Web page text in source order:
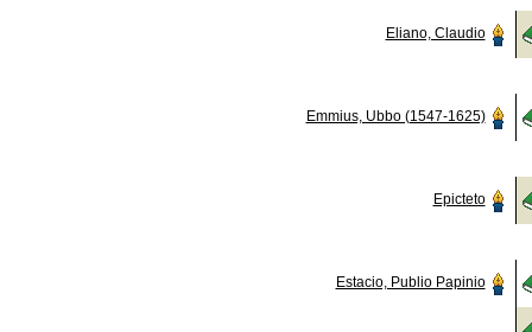
Eliano, Claudio
Emmius, Ubbo (1547-1625)
Epicteto
Estacio, Publio Papinio